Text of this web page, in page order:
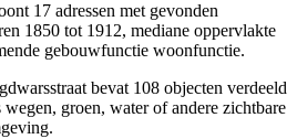
17 adressen met gevonden
1850 tot 1912, mediane oppervlakte
gebouwfunctie woonfunctie.
bevat 108 objecten verdeeld
groen, water of andere zichtbare